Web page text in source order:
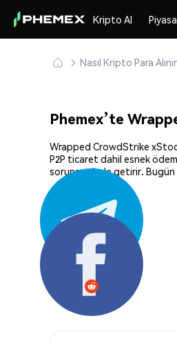
Kripto Al
Nasıl Kripto Para Alınır
Phemex’te
Wrapped CrowdStrike
P2P ticaret dahil esnek
sorunsuz hale getirir. Bugün